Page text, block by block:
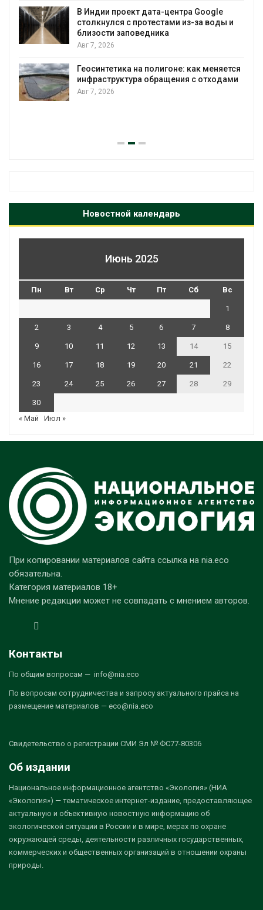
В Индии проект дата-центра Google
столкнулся с протестами из-за воды и
близости заповедника
Авг 7, 2026
Геосинтетика на полигоне: как меняется
инфраструктура обращения с отходами
Авг 7, 2026
Новостной календарь
Июнь 2025
Пн Вт Ср Чт Пт Сб Вс
1
2 3 4 5 6 7 8
9 10 11 12 13 14 15
16 17 18 19 20 21 22
23 24 25 26 27 28 29
30
« Май
Июл »
При копировании материалов сайта ссылка на nia.eco
обязательна.
Категория материалов 18+
Мнение редакции может не совпадать с мнением авторов.
Контакты
По общим вопросам — info@nia.eco
По вопросам сотрудничества и запросу актуального прайса на
размещение материалов — eco@nia.eco
Свидетельство о регистрации СМИ Эл № ФС77-80306
Об издании
Национальное информационное агентство «Экология» (НИА
«Экология») — тематическое интернет-издание, предоставляющее
актуальную и объективную новостную информацию об
экологической ситуации в России и в мире, мерах по охране
окружающей среды, деятельности различных государственных,
коммерческих и общественных организаций в отношении охраны
природы.